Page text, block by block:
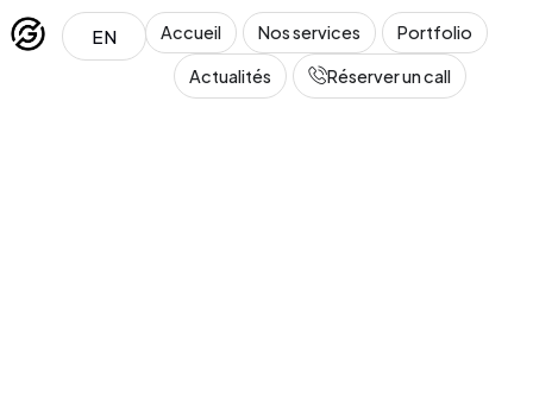
EN Accueil Nos services Portfolio
Actualités Réserver un call